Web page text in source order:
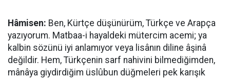
Hâmisen: Ben, Kürtçe düşünürüm, Türkçe ve Arapça
yazıyorum. Matbaa-i hayaldeki mütercim acemi; ya
kalbin sözünü iyi anlamıyor veya lisânın diline âşinâ
değildir. Hem, Türkçenin sarf nahivini bilmediğimden,
mânâya giydirdiğim üslûbun düğmeleri pek karışık